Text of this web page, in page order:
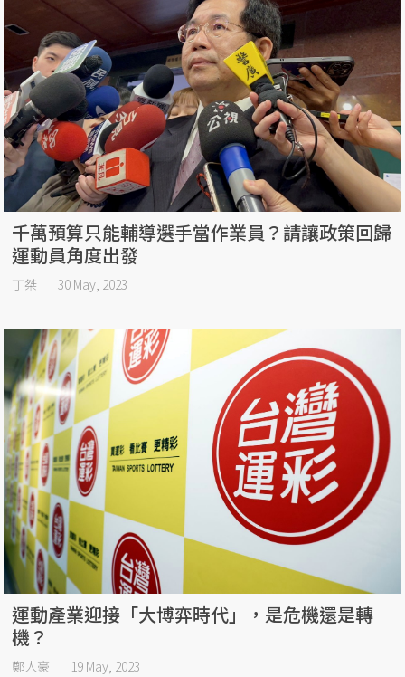
千萬預算只能輔導選手當作業員？請讓政策回歸
運動員角度出發
丁桀 30 May, 2023
運動產業迎接「大博弈時代」，是危機還是轉
機？
鄭人豪 19 May, 2023